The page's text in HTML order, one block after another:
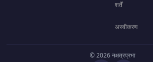
शर्तें
अस्वीकरण
© 2026 नक्षत्रप्रभा